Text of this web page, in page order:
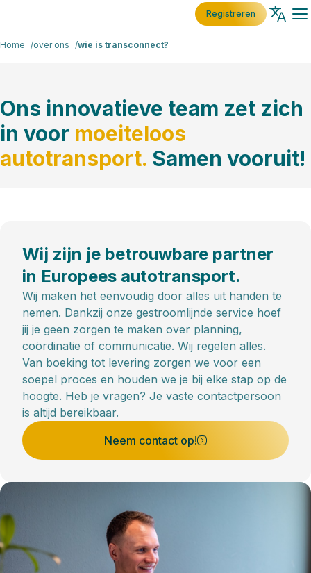
Registreren
Home over ons wie is transconnect?
Ons innovatieve team zet zich
in voor moeiteloos
autotransport. Samen vooruit!
Wij zijn je betrouwbare partner
in Europees autotransport.
Wij maken het eenvoudig door alles uit handen te
nemen. Dankzij onze gestroomlijnde service hoef
jij je geen zorgen te maken over planning,
coördinatie of communicatie. Wij regelen alles.
Van boeking tot levering zorgen we voor een
soepel proces en houden we je bij elke stap op de
hoogte. Heb je vragen? Je vaste contactpersoon
is altijd bereikbaar.
Neem contact op!